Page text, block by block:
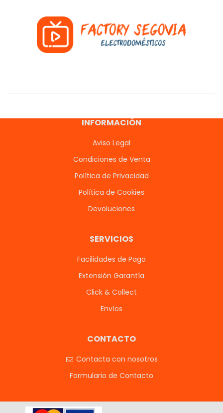
INFORMACIÓN
Aviso Legal
Condiciones de Venta
Política de Privacidad
Política de Cookies
Devoluciones
SERVICIOS
Facilidades de Pago
Extensión Garantía
Click & Collect
Envíos
CONTACTO
Contacta con nosotros
Formulario de Contacto